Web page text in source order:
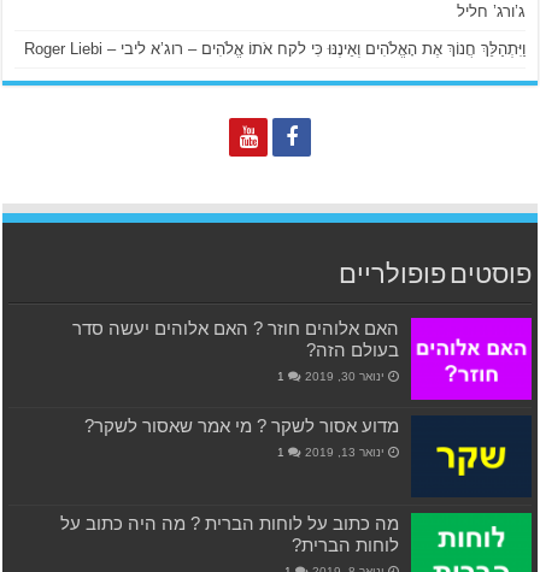
ג’ורג’ חליל
וַיִּתְהַלֵּךְ חֲנוֹךְ אֶת הָאֱלֹהִים וְאֵינֶנּוּ כִּי לקח אֹתוֹ אֱלֹהִים – רוג’א ליבי – Roger Liebi
פוסטים פופולריים
האם אלוהים חוזר ? האם אלוהים יעשה סדר
בעולם הזה?
ינואר 30, 2019 1
מדוע אסור לשקר ? מי אמר שאסור לשקר?
ינואר 13, 2019 1
מה כתוב על לוחות הברית ? מה היה כתוב על
לוחות הברית?